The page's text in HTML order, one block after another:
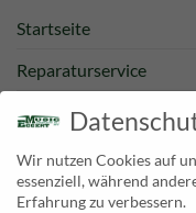
Startseite
Reparaturservice
Bestpreisgarantie
Kategorien
Newsletter
Wir nutzen Cookies auf
essenziell, während
Erfahrung zu verbessern.